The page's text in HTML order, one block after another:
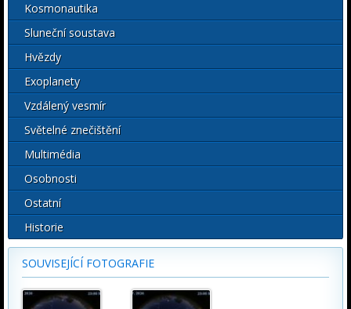
Kosmonautika
Sluneční soustava
Hvězdy
Exoplanety
Vzdálený vesmír
Světelné znečištění
Multimédia
Osobnosti
Ostatní
Historie
SOUVISEJÍCÍ FOTOGRAFIE